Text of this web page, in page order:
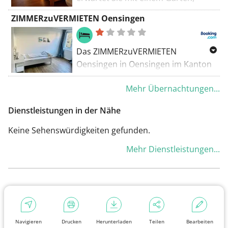
Navigieren Drucken Herunterladen Teilen Bearbeiten
Terrasse.
kostenfreien Privatparkplätzen und
einem Restaurant in Holderbank, 38
km von der römischen Stadt
Augusta Raurica entfernt.
ZIMMERzuVERMIETEN Oensingen
Das ZIMMERzuVERMIETEN
Oensingen in Oensingen im Kanton
Solothurn bietet Unterkünfte mit
kostenfreiem WLAN undMehr Übernachtungen...
Dienstleistungen in der Nähe
Keine Sehenswürdigkeiten gefunden.
Mehr Dienstleistungen...